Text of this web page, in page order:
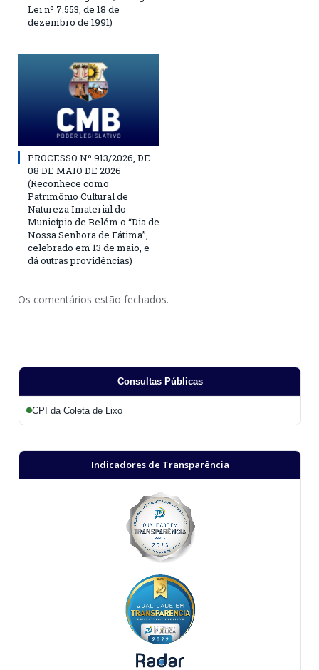
Lei nº 7.553, de 18 de
dezembro de 1991)
PROCESSO Nº 913/2026, DE
08 DE MAIO DE 2026
(Reconhece como
Patrimônio Cultural de
Natureza Imaterial do
Município de Belém o “Dia de
Nossa Senhora de Fátima”,
celebrado em 13 de maio, e
dá outras providências)
Os comentários estão fechados.
Consultas Públicas
CPI da Coleta de Lixo
Indicadores de Transparência